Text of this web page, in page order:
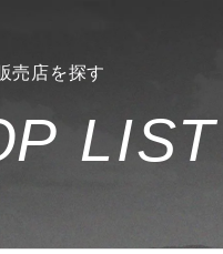
売店を探す
P LIST